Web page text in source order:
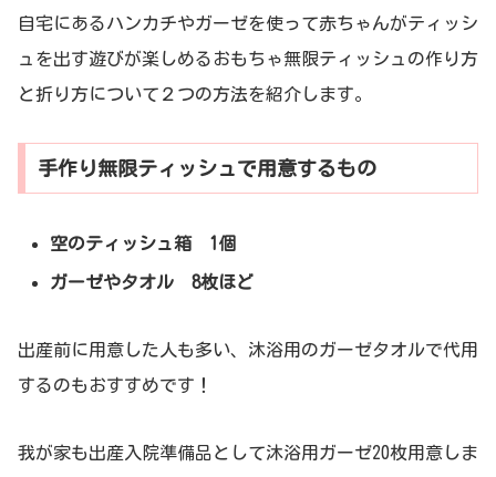
自宅にあるハンカチやガーゼを使って赤ちゃんがティッシ
ュを出す遊びが楽しめるおもちゃ無限ティッシュの作り方
と折り方について２つの方法を紹介します。
手作り無限ティッシュで用意するもの
空のティッシュ箱 1個
ガーゼやタオル 8枚ほど
出産前に用意した人も多い、沐浴用のガーゼタオルで代用
するのもおすすめです！
我が家も出産入院準備品として沐浴用ガーゼ20枚用意しま